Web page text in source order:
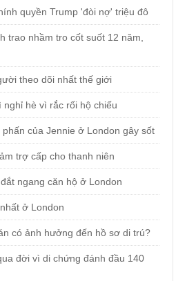
quyền Trump 'đòi nợ' triệu đô
trao nhầm tro cốt suốt 12 năm,
theo dõi nhất thế giới
hè vì rắc rối hộ chiếu
của Jennie ở London gây sốt
trợ cấp cho thanh niên
ngang căn hộ ở London
ở London
có ảnh hưởng đến hồ sơ di trú?
đời vì di chứng đánh đầu 140